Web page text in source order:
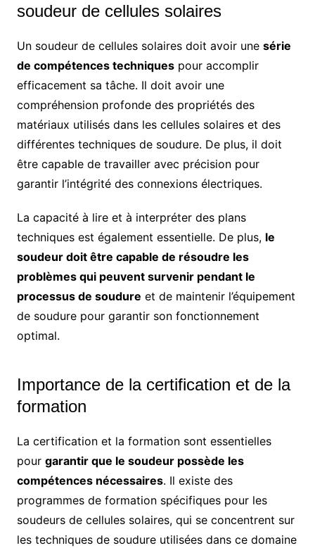
soudeur de cellules solaires
Un soudeur de cellules solaires doit avoir une série
de compétences techniquespour accomplir
efficacement sa tâche. Il doit avoir une
compréhension profonde des propriétés des
matériaux utilisés dans les cellules solaires et des
différentes techniques de soudure. De plus, il doit
être capable de travailler avec précision pour
garantir l’intégrité des connexions électriques.
La capacité à lire et à interpréter des plans
techniques est également essentielle. De plus, le
soudeur doit être capable de résoudre les
problèmes qui peuvent survenir pendant le
processus de soudure et de maintenir l’équipement
de soudure pour garantir son fonctionnement
optimal.
Importance de la certification et de la
formation
La certification et la formation sont essentielles
pour garantir que le soudeur possède les
compétences nécessaires. Il existe des
programmes de formation spécifiques pour les
soudeurs de cellules solaires, qui se concentrent sur
les techniques de soudure utilisées dans ce domaine